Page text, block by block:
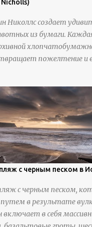
Николлс создает
из бумаги.
пожелтение и
текстурирования,
деталь. источник
с черным песком в
с черным песком,
в результате
в себя